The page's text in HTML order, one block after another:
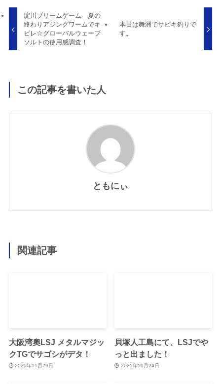
淀川ブリームゲーム 夏の
終わりアジングワームでキ
ビレ☆グローバルウェーブ
ソルトの使用感調査！
本日は舞洲でサビキ釣りで
す。
この記事を書いた人
ともにぃ
関連記事
大阪湾奧LSJ メタルマジッ
クTGでサゴシがデタ！
2025年11月29日
貝塚人工島にて、LSJでや
っと出ました！
2025年10月24日